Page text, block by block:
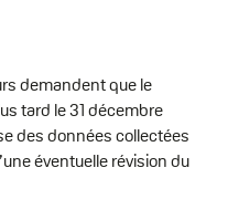
demandent que le
tard le 31 décembre
des données collectées
éventuelle révision du